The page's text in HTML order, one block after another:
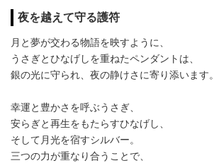
夜を越えて守る護符
月と夢が交わる物語を映すように、
うさぎとひなげしを重ねたペンダントは、
銀の光に守られ、夜の静けさに寄り添います。
幸運と豊かさを呼ぶうさぎ、
安らぎと再生をもたらすひなげし、
そして月光を宿すシルバー。
三つの力が重なり合うことで、